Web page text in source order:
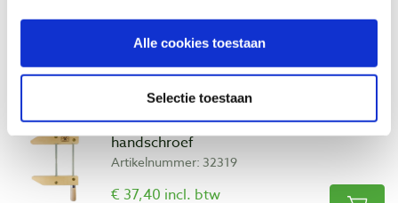
Alle cookies toestaan
Selectie toestaan
Op voorraad
Vergelijken
Dubuque parallel klem 254 mm met
handschroef
Artikelnummer: 32319
€ 37,40 incl. btw